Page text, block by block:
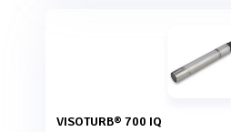
VISOTURB® 700 IQ